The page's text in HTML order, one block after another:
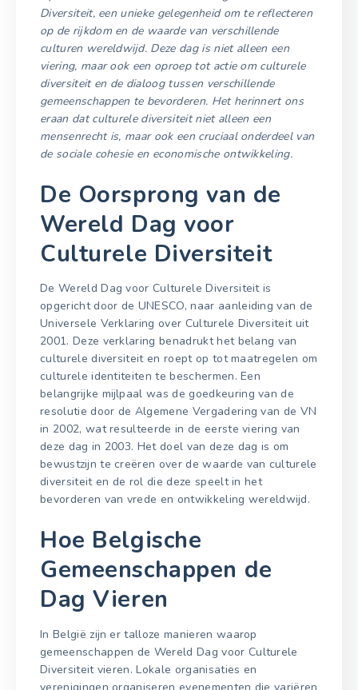
Diversiteit, een unieke gelegenheid om te reflecteren
op de rijkdom en de waarde van verschillende
culturen wereldwijd. Deze dag is niet alleen een
viering, maar ook een oproep tot actie om culturele
diversiteit en de dialoog tussen verschillende
gemeenschappen te bevorderen. Het herinnert ons
eraan dat culturele diversiteit niet alleen een
mensenrecht is, maar ook een cruciaal onderdeel van
de sociale cohesie en economische ontwikkeling.
De Oorsprong van de
Wereld Dag voor
Culturele Diversiteit
De Wereld Dag voor Culturele Diversiteit is
opgericht door de UNESCO, naar aanleiding van de
Universele Verklaring over Culturele Diversiteit uit
2001. Deze verklaring benadrukt het belang van
culturele diversiteit en roept op tot maatregelen om
culturele identiteiten te beschermen. Een
belangrijke mijlpaal was de goedkeuring van de
resolutie door de Algemene Vergadering van de VN
in 2002, wat resulteerde in de eerste viering van
deze dag in 2003. Het doel van deze dag is om
bewustzijn te creëren over de waarde van culturele
diversiteit en de rol die deze speelt in het
bevorderen van vrede en ontwikkeling wereldwijd.
Hoe Belgische
Gemeenschappen de
Dag Vieren
In België zijn er talloze manieren waarop
gemeenschappen de Wereld Dag voor Culturele
Diversiteit vieren. Lokale organisaties en
verenigingen organiseren evenementen die variëren